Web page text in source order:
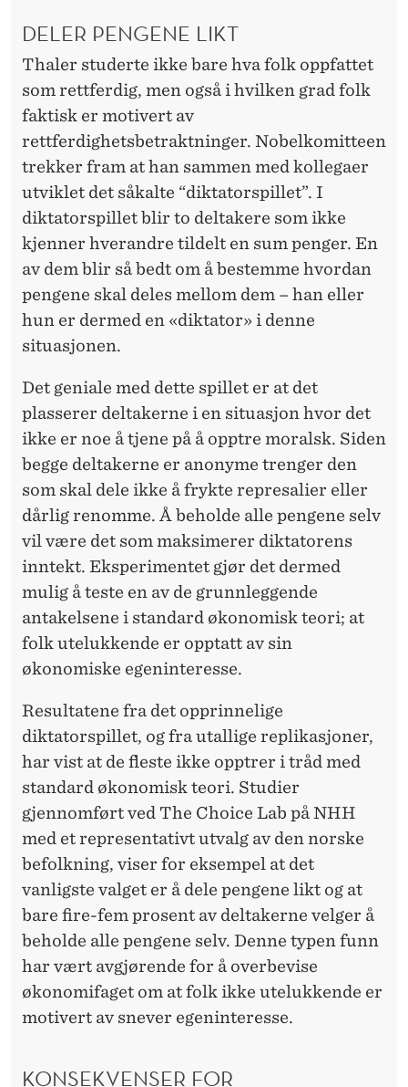
DELER PENGENE LIKT
Thaler studerte ikke bare hva folk oppfattet
som rettferdig, men også i hvilken grad folk
faktisk er motivert av
rettferdighetsbetraktninger. Nobelkomitteen
trekker fram at han sammen med kollegaer
utviklet det såkalte “diktatorspillet”. I
diktatorspillet blir to deltakere som ikke
kjenner hverandre tildelt en sum penger. En
av dem blir så bedt om å bestemme hvordan
pengene skal deles mellom dem – han eller
hun er dermed en «diktator» i denne
situasjonen.
Det geniale med dette spillet er at det
plasserer deltakerne i en situasjon hvor det
ikke er noe å tjene på å opptre moralsk. Siden
begge deltakerne er anonyme trenger den
som skal dele ikke å frykte represalier eller
dårlig renomme. Å beholde alle pengene selv
vil være det som maksimerer diktatorens
inntekt. Eksperimentet gjør det dermed
mulig å teste en av de grunnleggende
antakelsene i standard økonomisk teori; at
folk utelukkende er opptatt av sin
økonomiske egeninteresse.
Resultatene fra det opprinnelige
diktatorspillet, og fra utallige replikasjoner,
har vist at de fleste ikke opptrer i tråd med
standard økonomisk teori. Studier
gjennomført ved The Choice Lab på NHH
med et representativt utvalg av den norske
befolkning, viser for eksempel at det
vanligste valget er å dele pengene likt og at
bare fire-fem prosent av deltakerne velger å
beholde alle pengene selv. Denne typen funn
har vært avgjørende for å overbevise
økonomifaget om at folk ikke utelukkende er
motivert av snever egeninteresse.
KONSEKVENSER FOR